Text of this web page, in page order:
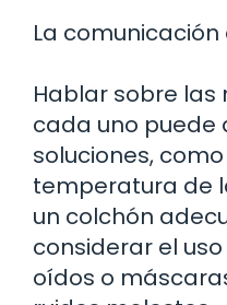
La comunicación
Hablar sobre las
cada uno puede
soluciones,
temperatura de
un colchón
considerar el
oídos o